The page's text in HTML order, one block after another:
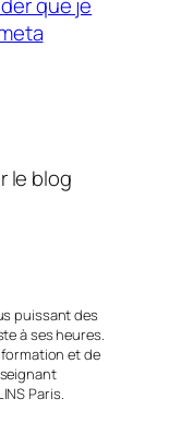
le blog
puissant des
à ses heures.
et de
Paris.